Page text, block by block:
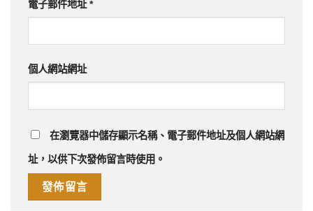
電子郵件地址*
個人網站網址
在瀏覽器中儲存顯示名稱、電子郵件地址及個人網站網
址，以供下次發佈留言時使用。